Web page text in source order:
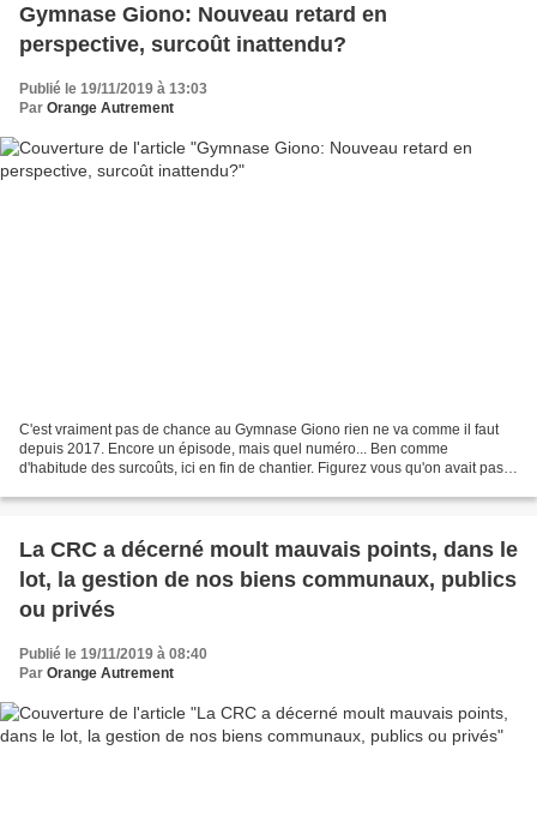
Gymnase Giono: Nouveau retard en
perspective, surcoût inattendu?
Publié le 19/11/2019 à 13:03
Par Orange Autrement
C'est vraiment pas de chance au Gymnase Giono rien ne va comme il faut
depuis 2017. Encore un épisode, mais quel numéro... Ben comme
d'habitude des surcoûts, ici en fin de chantier. Figurez vous qu'on avait pas
La CRC a décerné moult mauvais points, dans le
lot, la gestion de nos biens communaux, publics
ou privés
Publié le 19/11/2019 à 08:40
Par Orange Autrement